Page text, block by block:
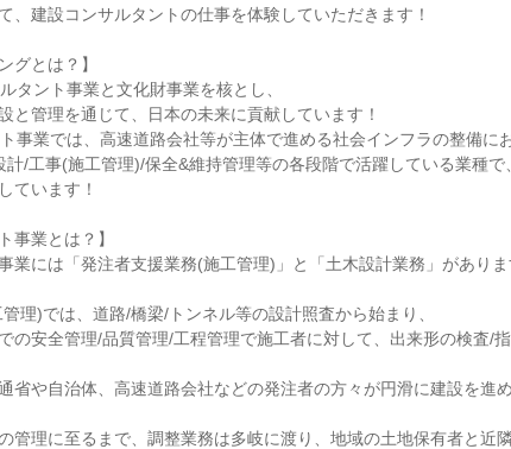
、建設コンサルタントの仕事を体験していただきます！
グとは？】
タント事業と文化財事業を核とし、
と管理を通じて、日本の未来に貢献しています！
事業では、高速道路会社等が主体で進める社会インフラの整備にお
計/工事(施工管理)/保全&維持管理等の各段階で活躍している業種で
ています！
事業とは？】
業には「発注者支援業務(施工管理)」と「土木設計業務」がありま
理)では、道路/橋梁/トンネル等の設計照査から始まり、
の安全管理/品質管理/工程管理で施工者に対して、出来形の検査/
省や自治体、高速道路会社などの発注者の方々が円滑に建設を進
管理に至るまで、調整業務は多岐に渡り、地域の土地保有者と近